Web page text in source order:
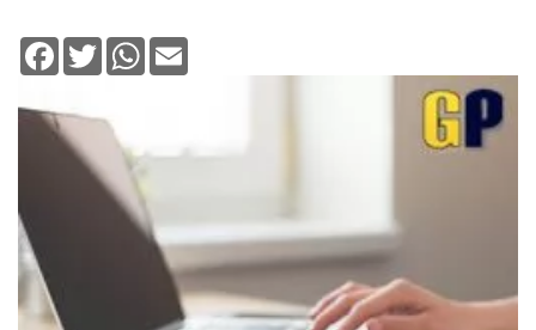
Facebook
TwitterWhatsApp